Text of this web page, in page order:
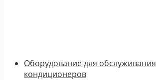
Оборудование для обслуживания
кондиционеров